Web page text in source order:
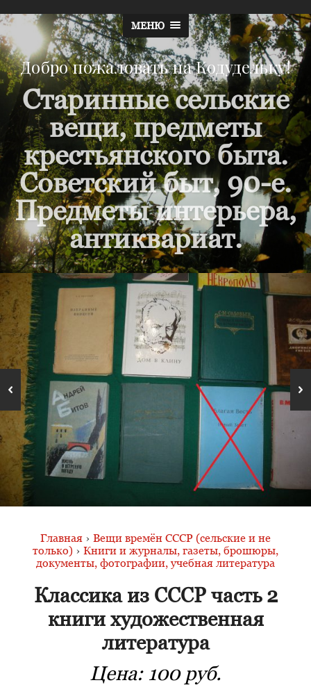
МЕНЮ
Добро пожаловать на Кодудельку!
Старинные сельские
вещи, предметы
крестьянского быта.
Советский быт, 90-е.
Предметы интерьера,
антиквариат.
Главная › Вещи времён СССР (сельские и не
только) › Книги и журналы, газеты, брошюры,
документы, фотографии, учебная литература
Классика из СССР часть 2
книги художественная
литература
Цена: 100 руб.